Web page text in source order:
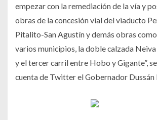
empezar con la remediación de la vía y
obras de la concesión vial del viaducto
Pitalito-San Agustín y demás obras
varios municipios, la doble calzada
y el tercer carril entre Hobo y Gigante”,
cuenta de Twitter el Gobernador Dussán